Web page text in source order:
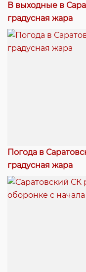
В выходные в
градусная жара
Погода в
градусная жара